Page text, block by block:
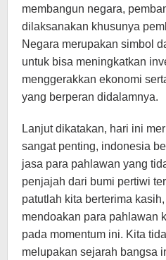
membangun negara,
dilaksanakan khusunya
Negara merupakan simbol
untuk bisa meningkatkan
menggerakkan ekonomi
yang berperan didalamnya.
Lanjut dikatakan, hari ini
sangat penting, indonesia
jasa para pahlawan yang
penjajah dari bumi pertiwi
patutlah kita berterima
mendoakan para pahlawan
pada momentum ini. Kita
melupakan sejarah bangsa